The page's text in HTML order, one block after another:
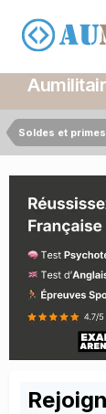
Soldes et primes